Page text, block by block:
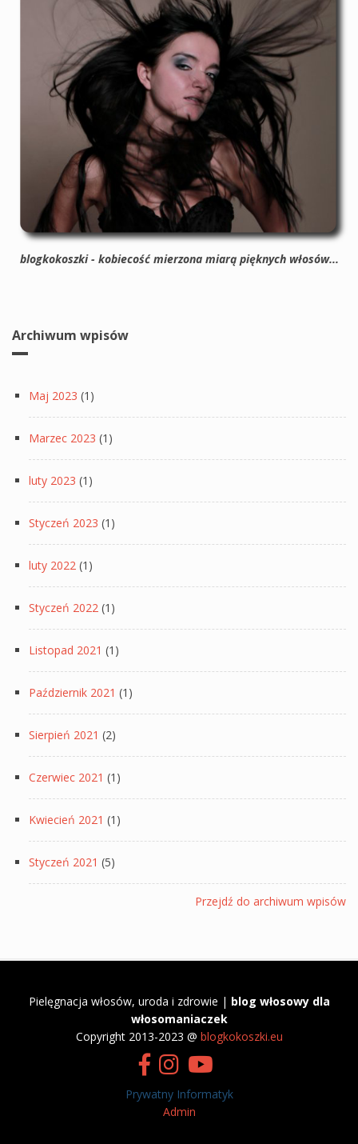
blogkokoszki - kobiecość mierzona miarą pięknych włosów...
Archiwum wpisów
Maj 2023 (1)
Marzec 2023 (1)
luty 2023 (1)
Styczeń 2023 (1)
luty 2022 (1)
Styczeń 2022 (1)
Listopad 2021 (1)
Październik 2021 (1)
Sierpień 2021 (2)
Czerwiec 2021 (1)
Kwiecień 2021 (1)
Styczeń 2021 (5)
Przejdź do archiwum wpisów
Pielęgnacja włosów, uroda i zdrowie | blog włosowy dla
włosomaniaczek
​Copyright 2013-2023 @ blogkokoszki.eu
Prywatny Informatyk
Admin